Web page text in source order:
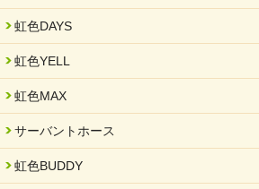
虹色DAYS
虹色YELL
虹色MAX
サーバントホース
虹色BUDDY